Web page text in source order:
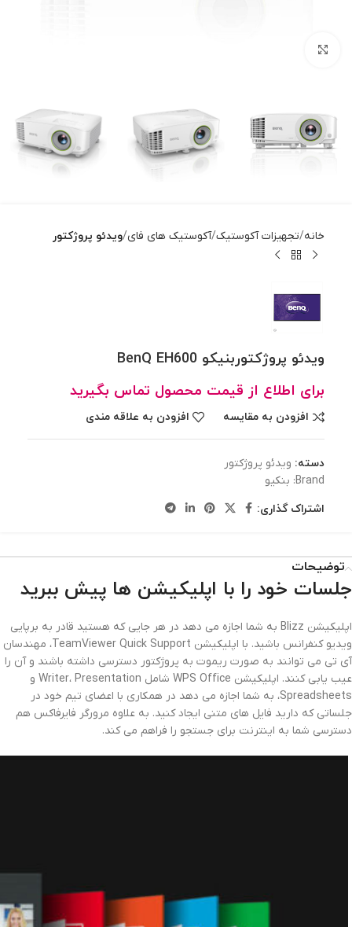
خانه تجهیزات آکوستیک آکوستیک های فای ویدئو پروژکتور
ویدئو پروژکتوربنیکو BenQ EH600
برای اطلاع از قیمت محصول تماس بگیرید
افزودن به مقایسه افزودن به علاقه مندی
دسته: ویدئو پروژکتور
Brand: بنکیو
اشتراک گذاری:
توضیحات
جلسات خود را با اپلیکیشن ها پیش ببرید
اپلیکیشن Blizz به شما اجازه می دهد در هر جایی که هستید قادر به برپایی
ویدیو کنفرانس باشید. با اپلیکیشن TeamViewer Quick Support، مهندسان
آی تی می توانند به صورت ریموت به پروژکتور دسترسی داشته باشند و آن را
عیب یابی کنند. اپلیکیشن WPS Office شامل Writer، Presentation و
Spreadsheets، به شما اجازه می دهد در همکاری با اعضای تیم خود در
جلساتی که دارید فایل های متنی ایجاد کنید. به علاوه مرورگر فایرفاکس هم
دسترسی شما به اینترنت برای جستجو را فراهم می کند.